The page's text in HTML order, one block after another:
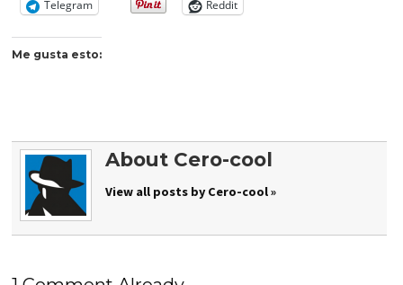
Telegram
Reddit
Me gusta esto:
About Cero-cool
View all posts by Cero-cool »